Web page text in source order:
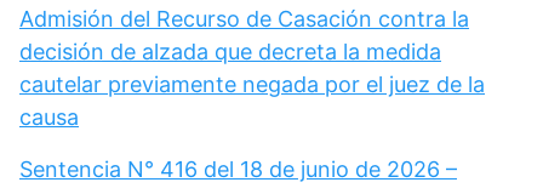
Admisión del Recurso de Casación contra la
decisión de alzada que decreta la medida
cautelar previamente negada por el juez de la
causa
Sentencia N° 416 del 18 de junio de 2026 –